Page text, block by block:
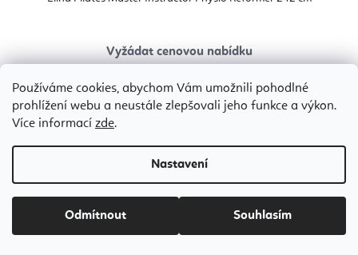
Používáme cookies, abychom Vám umožnili pohodlné
prohlížení webu a neustále zlepšovali jeho funkce a výkon.
Více informací zde.
Nastavení
Odmítnout Souhlasím
Vyžádat cenovou nabídku